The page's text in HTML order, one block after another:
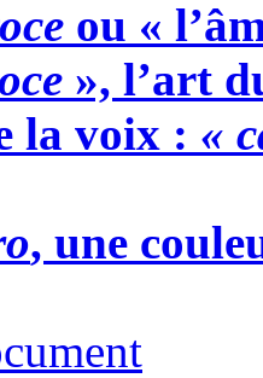
ou «
», l’art
la voix : «
, une